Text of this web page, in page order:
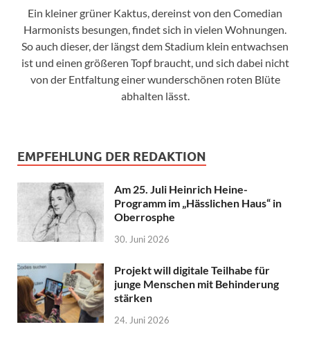
Ein kleiner grüner Kaktus, dereinst von den Comedian
Harmonists besungen, findet sich in vielen Wohnungen.
So auch dieser, der längst dem Stadium klein entwachsen
ist und einen größeren Topf braucht, und sich dabei nicht
von der Entfaltung einer wunderschönen roten Blüte
abhalten lässt.
EMPFEHLUNG DER REDAKTION
Am 25. Juli Heinrich Heine-
Programm im „Hässlichen Haus“ in
Oberrosphe
30. Juni 2026
Projekt will digitale Teilhabe für
junge Menschen mit Behinderung
stärken
24. Juni 2026